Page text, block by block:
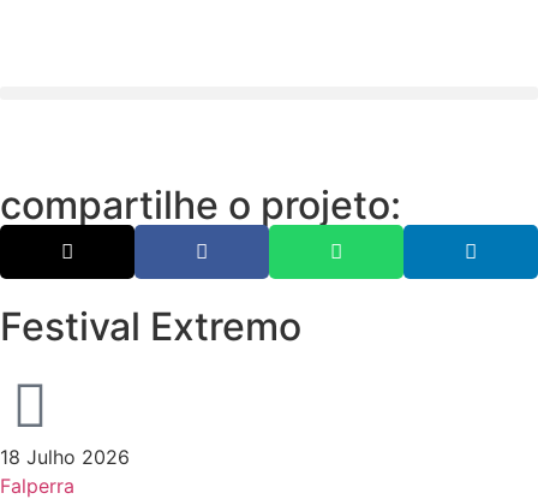
compartilhe o projeto:
Festival Extremo
18 Julho 2026
Falperra